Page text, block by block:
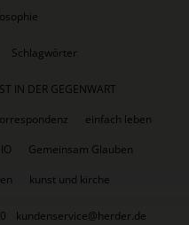
Schlagwörter
IN DER GEGENWART
einfach leben
Gemeinsam Glauben
kunst und kirche
kundenservice@herder.de